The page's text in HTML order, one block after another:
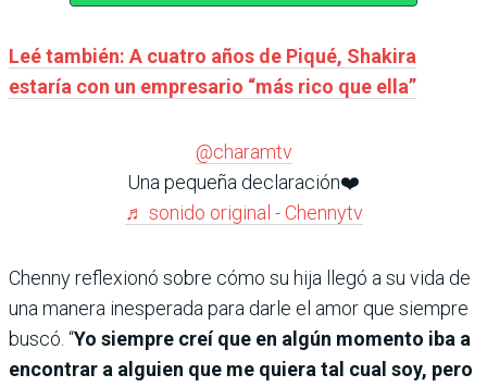
Leé también: A cuatro años de Piqué, Shakira
estaría con un empresario “más rico que ella”
@charamtv
Una pequeña declaración❤️
♬ sonido original - Chennytv
Chenny reflexionó sobre cómo su hija llegó a su vida de
una manera inesperada para darle el amor que siempre
buscó. “Yo siempre creí que en algún momento iba a
encontrar a alguien que me quiera tal cual soy, pero